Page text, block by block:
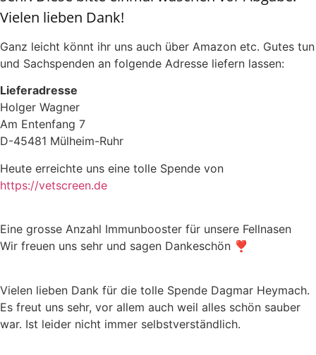
Vielen lieben Dank!
Ganz leicht könnt ihr uns auch über Amazon etc. Gutes tun
und Sachspenden an folgende Adresse liefern lassen:
Lieferadresse
Holger Wagner
Am Entenfang 7
D-45481 Mülheim-Ruhr
Heute erreichte uns eine tolle Spende von
https://vetscreen.de
Eine grosse Anzahl Immunbooster für unsere Fellnasen
Wir freuen uns sehr und sagen Dankeschön ❣️
Vielen lieben Dank für die tolle Spende Dagmar Heymach.
Es freut uns sehr, vor allem auch weil alles schön sauber
war. Ist leider nicht immer selbstverständlich.